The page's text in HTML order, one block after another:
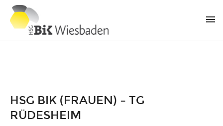
HSG BIK (FRAUEN) – TG
RÜDESHEIM